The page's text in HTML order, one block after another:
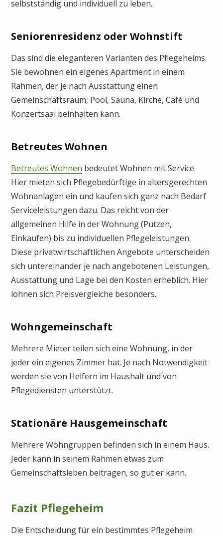
selbstständig und individuell zu leben.
Seniorenresidenz oder Wohnstift
Das sind die eleganteren Varianten des Pflegeheims.
Sie bewohnen ein eigenes Apartment in einem
Rahmen, der je nach Ausstattung einen
Gemeinschaftsraum, Pool, Sauna, Kirche, Café und
Konzertsaal beinhalten kann.
Betreutes Wohnen
Betreutes Wohnen bedeutet Wohnen mit Service.
Hier mieten sich Pflegebedürftige in altersgerechten
Wohnanlagen ein und kaufen sich ganz nach Bedarf
Serviceleistungen dazu. Das reicht von der
allgemeinen Hilfe in der Wohnung (Putzen,
Einkaufen) bis zu individuellen Pflegeleistungen.
Diese privatwirtschaftlichen Angebote unterscheiden
sich untereinander je nach angebotenen Leistungen,
Ausstattung und Lage bei den Kosten erheblich. Hier
lohnen sich Preisvergleiche besonders.
Wohngemeinschaft
Mehrere Mieter teilen sich eine Wohnung, in der
jeder ein eigenes Zimmer hat. Je nach Notwendigkeit
werden sie von Helfern im Haushalt und von
Pflegediensten unterstützt.
Stationäre Hausgemeinschaft
Mehrere Wohngruppen befinden sich in einem Haus.
Jeder kann in seinem Rahmen etwas zum
Gemeinschaftsleben beitragen, so gut er kann.
Fazit Pflegeheim
Die Entscheidung für ein bestimmtes Pflegeheim